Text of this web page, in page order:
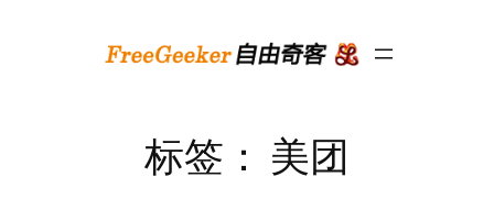
标签： 美团